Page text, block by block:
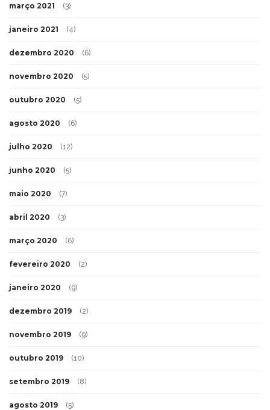
março 2021 (3)
janeiro 2021 (4)
dezembro 2020 (6)
novembro 2020 (5)
outubro 2020 (5)
agosto 2020 (6)
julho 2020 (12)
junho 2020 (5)
maio 2020 (7)
abril 2020 (3)
março 2020 (6)
fevereiro 2020 (2)
janeiro 2020 (9)
dezembro 2019 (2)
novembro 2019 (9)
outubro 2019 (10)
setembro 2019 (8)
agosto 2019 (5)